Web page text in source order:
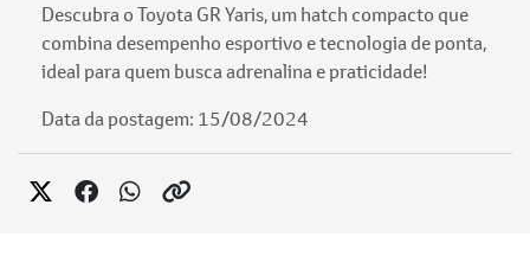
Descubra o Toyota GR Yaris, um hatch compacto que
combina desempenho esportivo e tecnologia de ponta,
ideal para quem busca adrenalina e praticidade!
Data da postagem: 15/08/2024